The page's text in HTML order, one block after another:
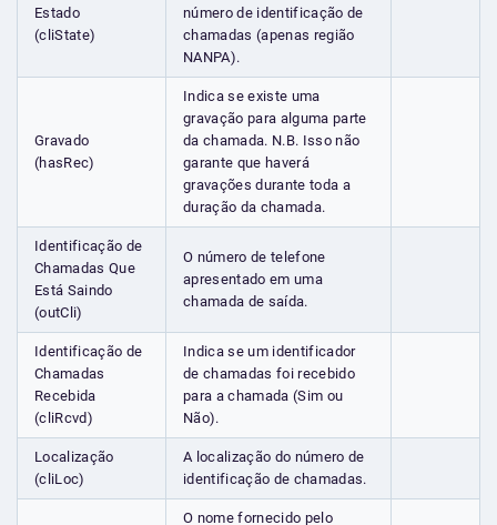
Estado
(cliState)
número de identificação de
chamadas (apenas região
NANPA).
Gravado
(hasRec)
Indica se existe uma
gravação para alguma parte
da chamada. N.B. Isso não
garante que haverá
gravações durante toda a
duração da chamada.
Identificação de
Chamadas Que
Está Saindo
(outCli)
O número de telefone
apresentado em uma
chamada de saída.
Identificação de
Chamadas
Recebida
(cliRcvd)
Indica se um identificador
de chamadas foi recebido
para a chamada (Sim ou
Não).
Localização
(cliLoc)
A localização do número de
identificação de chamadas.
O nome fornecido pelo